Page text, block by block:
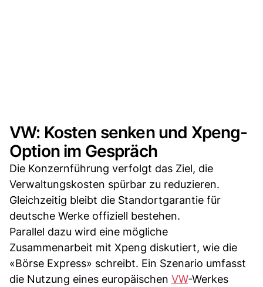
VW: Kosten senken und Xpeng-
Option im Gespräch
Die Konzernführung verfolgt das Ziel, die
Verwaltungskosten spürbar zu reduzieren.
Gleichzeitig bleibt die Standortgarantie für
deutsche Werke offiziell bestehen.
Parallel dazu wird eine mögliche
Zusammenarbeit mit Xpeng diskutiert, wie die
«Börse Express» schreibt. Ein Szenario umfasst
die Nutzung eines europäischen VW-Werkes